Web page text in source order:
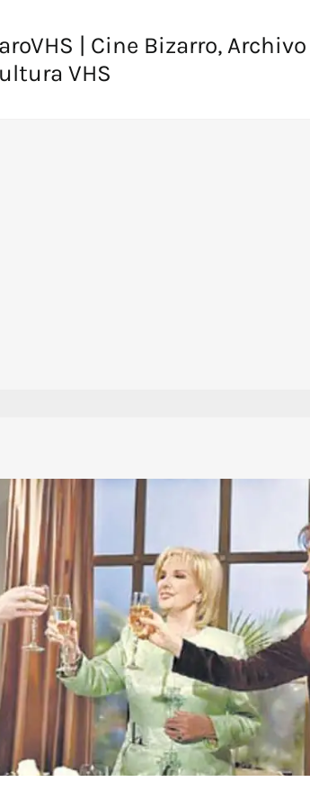
| Cine Bizarro,
VHS